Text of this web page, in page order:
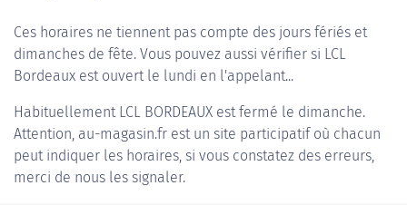
Ces horaires ne tiennent pas compte des jours fériés et
dimanches de fête. Vous pouvez aussi vérifier si LCL
Bordeaux est ouvert le lundi en l'appelant...
Habituellement LCL BORDEAUX est fermé le dimanche.
Attention, au-magasin.fr est un site participatif où chacun
peut indiquer les horaires, si vous constatez des erreurs,
merci de nous les signaler.